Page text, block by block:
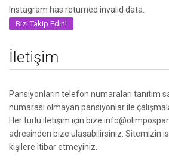
Instagram has returned invalid data.
Bizi Takip Edin!
İletişim
Pansiyonların telefon numaraları tanıtım
numarası olmayan pansiyonlar ile
Her türlü iletişim için bize
adresinden bize ulaşabilirsiniz. Sitemizin
kişilere itibar etmeyiniz.